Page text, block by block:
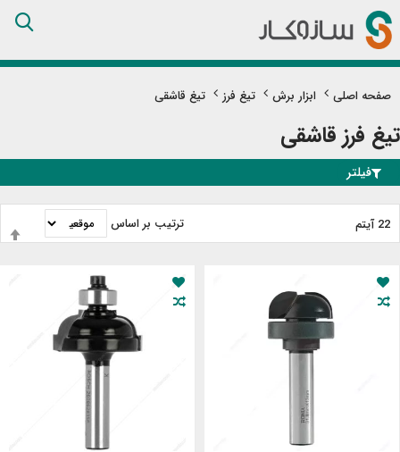
Skip
to
Content
صفحه اصلی ابزار برش تیغ فرز تیغ قاشقی
تیغ فرز قاشقی
22آیتم ترتیب بر اساس
فیلتر